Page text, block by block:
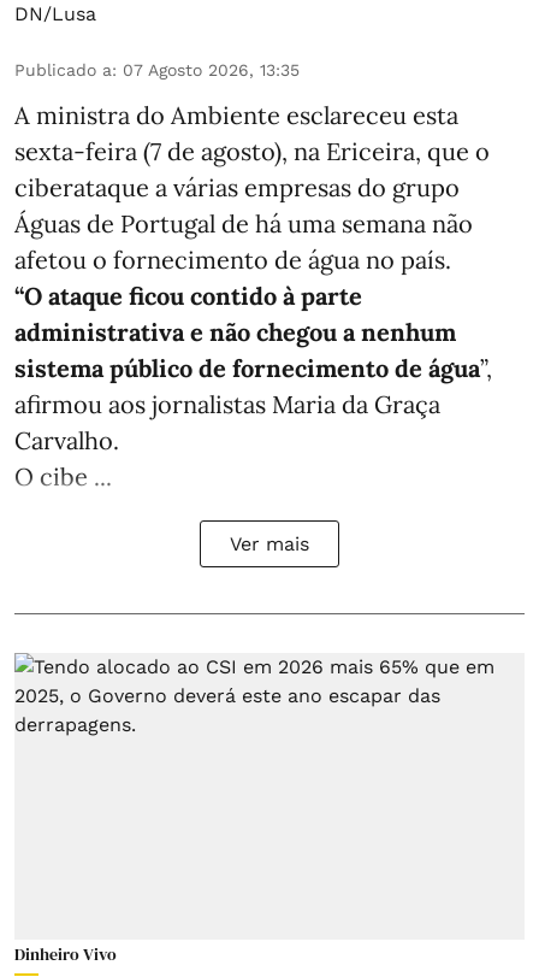
DN/Lusa
Publicado a: 07 Agosto 2026, 13:35
A ministra do Ambiente esclareceu esta
sexta-feira (7 de agosto), na Ericeira, que o
ciberataque a várias empresas do grupo
Águas de Portugal de há uma semana não
afetou o fornecimento de água no país.
“O ataque ficou contido à parte
administrativa e não chegou a nenhum
sistema público de fornecimento de água”,
afirmou aos jornalistas Maria da Graça
Carvalho.
O cibe ...
Ver mais
Dinheiro Vivo